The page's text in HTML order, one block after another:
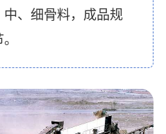
、细骨料，成品规